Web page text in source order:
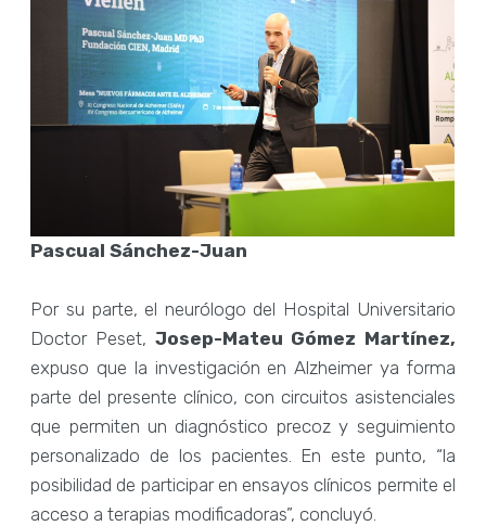
Pascual Sánchez-Juan
Por su parte, el neurólogo del Hospital Universitario
Doctor Peset, Josep-Mateu Gómez Martínez,
expuso que la investigación en Alzheimer ya forma
parte del presente clínico, con circuitos asistenciales
que permiten un diagnóstico precoz y seguimiento
personalizado de los pacientes. En este punto, “la
posibilidad de participar en ensayos clínicos permite el
acceso a terapias modificadoras”, concluyó.